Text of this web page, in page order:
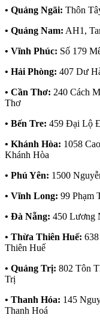
• Quảng Ngãi: Thôn
• Quảng Nam: AH1,
• Vĩnh Phúc: Số 179
• Hải Phòng: 407 Dư
• Cần Thơ: 240 Cách
Thơ
• Bến Tre: 459 Đại Lộ
• Khánh Hòa: 1058
Khánh Hòa
• Phú Yên: 1500
• Vĩnh Long: 99 Phạm
• Đà Nẵng: 450 Lương
• Thừa Thiên Huế:
Thiên Huế
• Quảng Trị: 802 Tôn
Trị
• Thanh Hóa: 145
Thanh Hoá